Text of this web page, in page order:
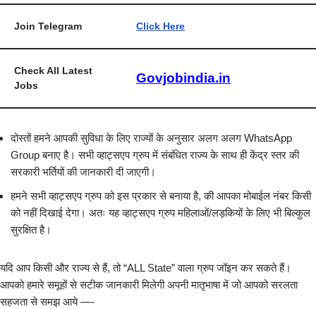
Join Telegram Click Here
Check All Latest
Jobs
Govjobindia.in
दोस्तों हमने आपकी सुविधा के लिए राज्यों के अनुसार अलग अलग WhatsApp
Group बनाए है। सभी व्हाट्सएप ग्रुप में संबंधित राज्य के साथ ही केंद्र स्तर की
सरकारी भर्तियों की जानकारी दी जाएगी।
हमने सभी व्हाट्सएप ग्रुप को इस प्रकार से बनाया है, की आपका मोबाईल नंबर किसी
को नहीं दिखाई देगा। अतः यह व्हाट्सएप ग्रुप महिलाओं/लड़कियों के लिए भी बिल्कुल
सुरक्षित है।
यदि आप किसी और राज्य से हैं, तो “ALL State” वाला ग्रुप जॉइन कर सकते हैं।
आपको हमारे समूहों से सटीक जानकारी मिलेगी अपनी मातृभाषा में जो आपको सरलता
सहजता से समझ आये —-